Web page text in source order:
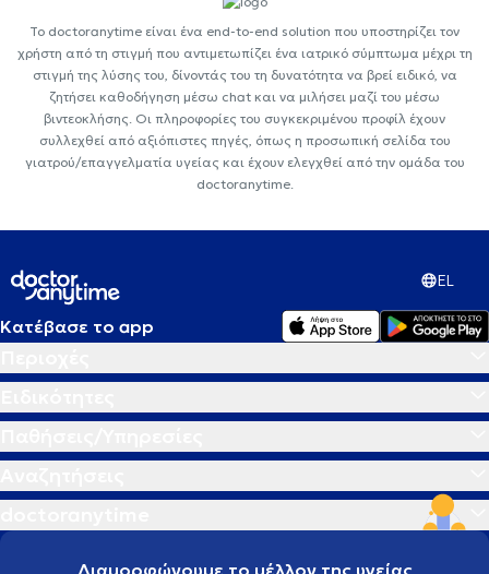
Το doctoranytime είναι ένα end-to-end solution που υποστηρίζει τον
χρήστη από τη στιγμή που αντιμετωπίζει ένα ιατρικό σύμπτωμα μέχρι τη
στιγμή της λύσης του, δίνοντάς του τη δυνατότητα να βρεί ειδικό, να
ζητήσει καθοδήγηση μέσω chat και να μιλήσει μαζί του μέσω
βιντεοκλήσης. Οι πληροφορίες του συγκεκριμένου προφίλ έχουν
συλλεχθεί από αξιόπιστες πηγές, όπως η προσωπική σελίδα του
γιατρού/επαγγελματία υγείας και έχουν ελεγχθεί από την ομάδα του
doctoranytime.
EL
Κατέβασε το app
Διαμορφώνουμε το μέλλον της υγείας